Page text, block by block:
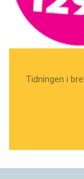
Tidningen i